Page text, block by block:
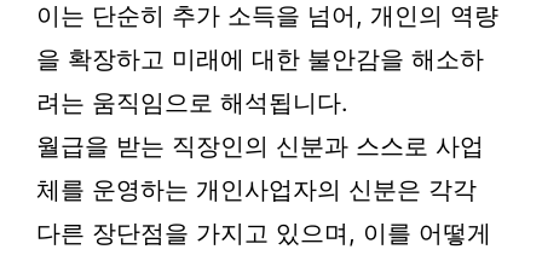
이는 단순히 추가 소득을 넘어, 개인의 역량
을 확장하고 미래에 대한 불안감을 해소하
려는 움직임으로 해석됩니다.
월급을 받는 직장인의 신분과 스스로 사업
체를 운영하는 개인사업자의 신분은 각각
다른 장단점을 가지고 있으며, 이를 어떻게